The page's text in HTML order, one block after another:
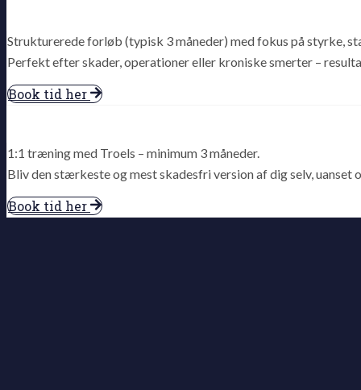
Strukturerede forløb (typisk 3 måneder) med fokus på styrke,
Perfekt efter skader, operationer eller kroniske smerter –
Book tid her
1:1 træning med Troels – minimum 3 måneder.
Bliv den stærkeste og mest skadesfri version af dig selv,
Book tid her